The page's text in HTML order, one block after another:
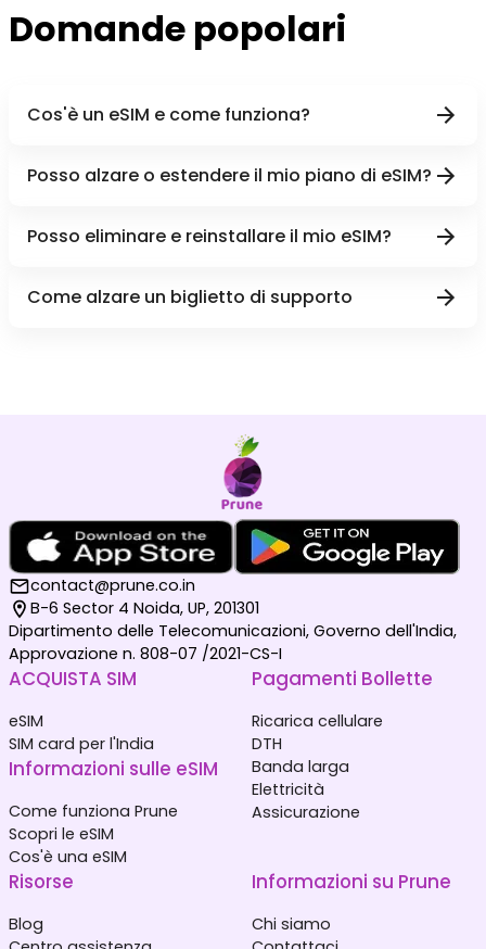
Domande popolari
Cos'è un eSIM e come funziona?
Posso alzare o estendere il mio piano di eSIM?
Posso eliminare e reinstallare il mio eSIM?
Come alzare un biglietto di supporto
contact@prune.co.in
B-6 Sector 4 Noida, UP, 201301
Dipartimento delle Telecomunicazioni, Governo dell'India,
Approvazione n. 808-07 /2021-CS-I
ACQUISTA SIM
eSIM
SIM card per l'India
Informazioni sulle eSIM
Come funziona Prune
Scopri le eSIM
Cos'è una eSIM
Pagamenti Bollette
Ricarica cellulare
DTH
Banda larga
Elettricità
Assicurazione
Risorse
Blog
Informazioni su Prune
Chi siamo